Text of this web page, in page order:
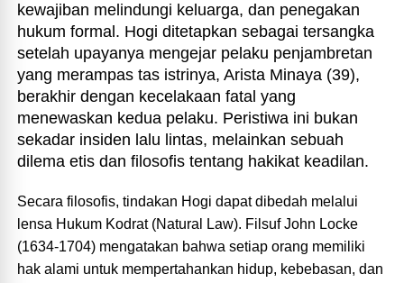
kewajiban melindungi keluarga, dan penegakan
hukum formal. Hogi ditetapkan sebagai tersangka
setelah upayanya mengejar pelaku penjambretan
yang merampas tas istrinya, Arista Minaya (39),
berakhir dengan kecelakaan fatal yang
menewaskan kedua pelaku. Peristiwa ini bukan
sekadar insiden lalu lintas, melainkan sebuah
dilema etis dan filosofis tentang hakikat keadilan.
Secara filosofis, tindakan Hogi dapat dibedah melalui
lensa Hukum Kodrat (Natural Law). Filsuf John Locke
(1634-1704) mengatakan bahwa setiap orang memiliki
hak alami untuk mempertahankan hidup, kebebasan, dan